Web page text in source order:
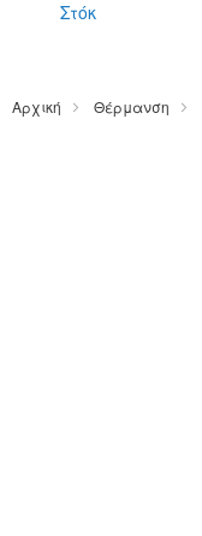
Στόκ
Αρχική Θέρμανση